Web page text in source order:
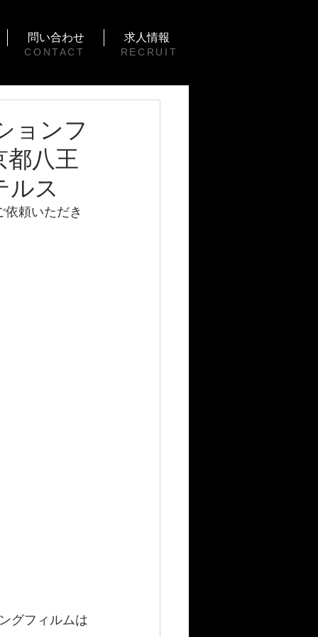
問い合わせ 求人情報
CONTACT RECRUIT
ョンフ
八王
ルス
頼いただき
グフィルムは